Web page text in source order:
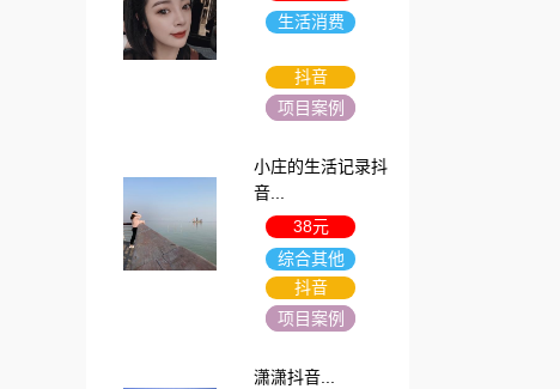
生活消费
抖音
项目案例
小庄的生活记录抖
音...
38元
综合其他
抖音
项目案例
潇潇抖音...